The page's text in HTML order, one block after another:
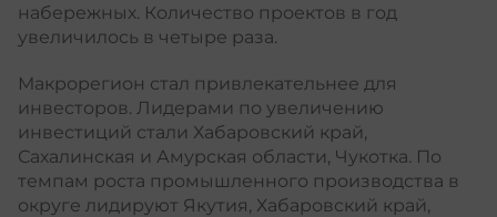
набережных. Количество проектов в год
увеличилось в четыре раза.
Макрорегион стал привлекательнее для
инвесторов. Лидерами по увеличению
инвестиций стали Хабаровский край,
Сахалинская и Амурская области, Чукотка. По
темпам роста промышленного производства в
округе лидируют Якутия, Хабаровский край,